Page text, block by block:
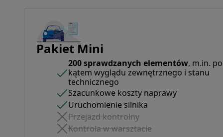
Pakiet Mini
200 sprawdzanych elementów, m.in.
kątem wyglądu zewnętrznego i stanu
technicznego
Szacunkowe koszty naprawy
Uruchomienie silnika
Przejazd kontrolny
Kontrola w warsztacie